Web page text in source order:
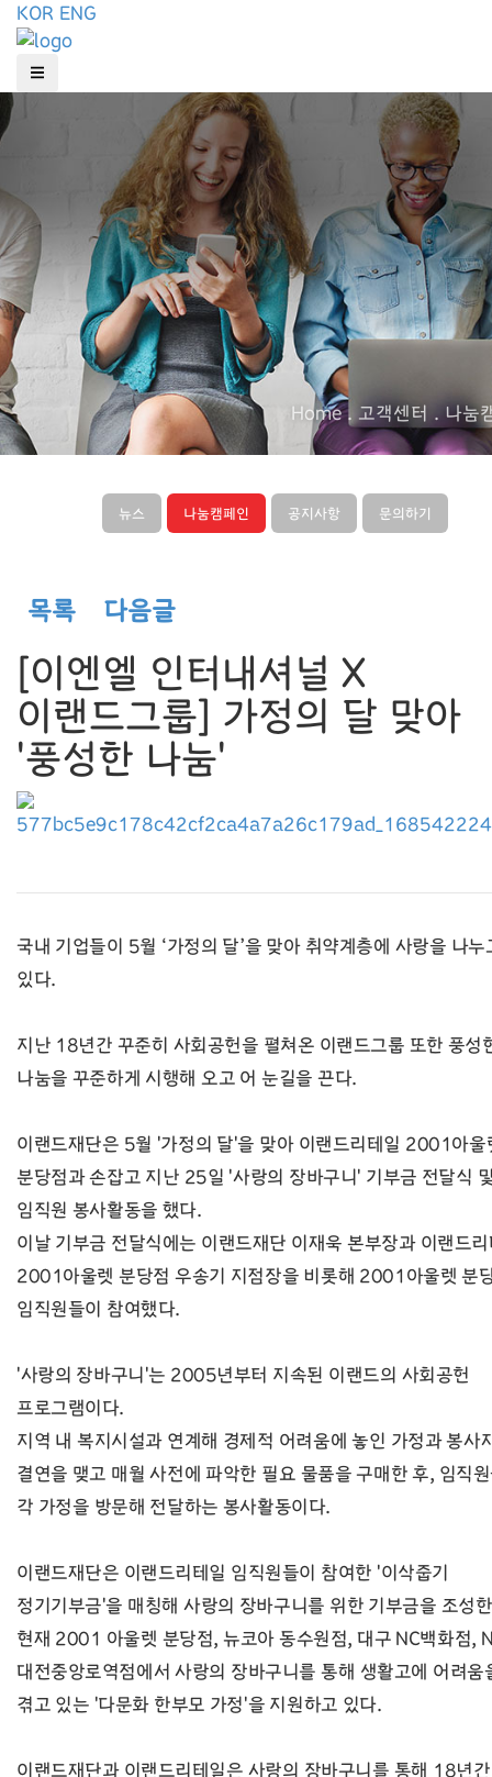
KOR ENG
Home . 고객센터 . 나눔
뉴스 나눔캠페인 공지사항 문의하기
목록 다음글
[이엔엘 인터내셔널 X
이랜드그룹] 가정의 달 맞아
'풍성한 나눔'
국내 기업들이 5월 ‘가정의 달’을 맞아 취약계층에 사랑을 나누
있다.
지난 18년간 꾸준히 사회공헌을 펼쳐온 이랜드그룹 또한 풍성
나눔을 꾸준하게 시행해 오고 어 눈길을 끈다.
이랜드재단은 5월 '가정의 달'을 맞아 이랜드리테일 2001아울
분당점과 손잡고 지난 25일 '사랑의 장바구니' 기부금 전달식
임직원 봉사활동을 했다.
이날 기부금 전달식에는 이랜드재단 이재욱 본부장과 이랜드
2001아울렛 분당점 우송기 지점장을 비롯해 2001아울렛 분
임직원들이 참여했다.
'사랑의 장바구니'는 2005년부터 지속된 이랜드의 사회공헌
프로그램이다.
지역 내 복지시설과 연계해 경제적 어려움에 놓인 가정과 봉사
결연을 맺고 매월 사전에 파악한 필요 물품을 구매한 후, 임직
각 가정을 방문해 전달하는 봉사활동이다.
이랜드재단은 이랜드리테일 임직원들이 참여한 '이삭줍기
정기기부금'을 매칭해 사랑의 장바구니를 위한 기부금을 조성
현재 2001 아울렛 분당점, 뉴코아 동수원점, 대구 NC백화점,
대전중앙로역점에서 사랑의 장바구니를 통해 생활고에 어려움
겪고 있는 '다문화 한부모 가정'을 지원하고 있다.
이랜드재단과 이랜드리테일은 사랑의 장바구니를 통해 18년